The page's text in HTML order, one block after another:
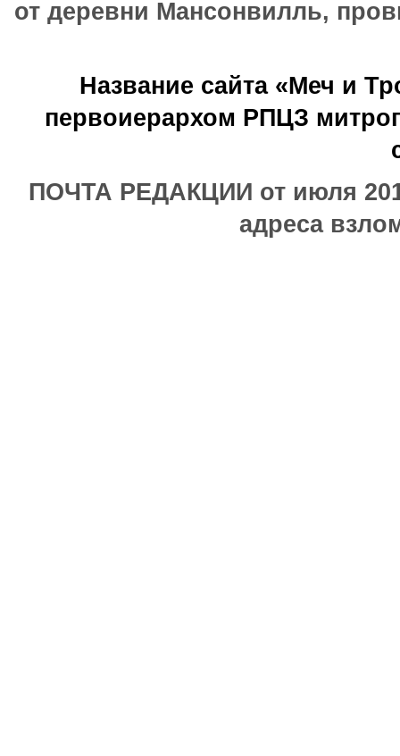
от деревни Мансонвилль,
Название сайта «Меч и
первоиерархом РПЦЗ
ПОЧТА РЕДАКЦИИ от июля
адреса